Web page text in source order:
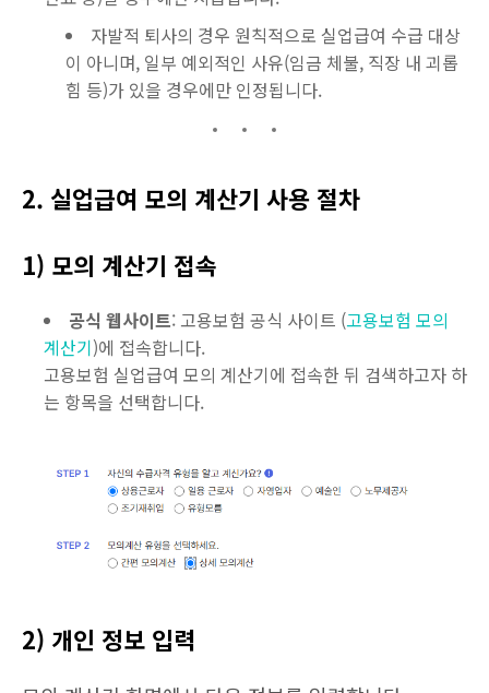
자발적 퇴사의 경우 원칙적으로 실업급여 수급 대상
이 아니며, 일부 예외적인 사유(임금 체불, 직장 내 괴롭
힘 등)가 있을 경우에만 인정됩니다.
2. 실업급여 모의 계산기 사용 절차
1) 모의 계산기 접속
공식 웹사이트: 고용보험 공식 사이트 (고용보험 모의
계산기)에 접속합니다.
고용보험 실업급여 모의 계산기에 접속한 뒤 검색하고자 하
는 항목을 선택합니다.
2) 개인 정보 입력